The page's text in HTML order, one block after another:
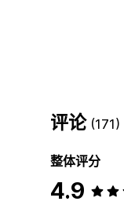
评论 (171)
整体评分
4.9